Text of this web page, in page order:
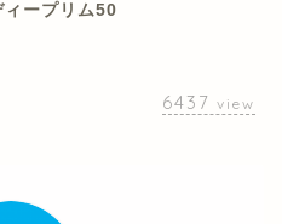
ィープリム50
6437 view